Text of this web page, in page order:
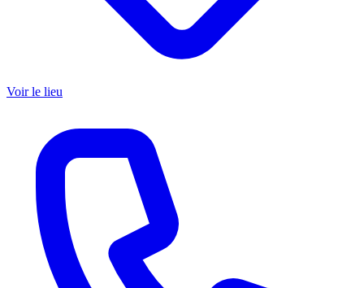
Voir le lieu